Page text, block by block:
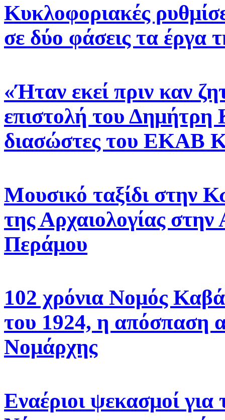
Κυκλοφοριακές
σε δύο φάσεις τα
«Ήταν εκεί πριν καν
επιστολή του Δημήτρη
διασώστες του ΕΚΑΒ
Μουσικό ταξίδι στην
της Αρχαιολογίας
Περάμου
102 χρόνια Νομός
του 1924, η απόσπαση
Νομάρχης
Εναέριοι ψεκασμοί